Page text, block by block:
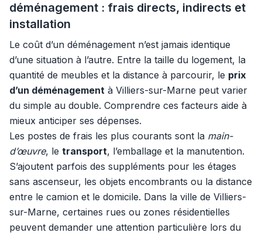
déménagement : frais directs, indirects et
installation
Le coût d’un déménagement n’est jamais identique
d’une situation à l’autre. Entre la taille du logement, la
quantité de meubles et la distance à parcourir, le prix
d’un déménagement à Villiers-sur-Marne peut varier
du simple au double. Comprendre ces facteurs aide à
mieux anticiper ses dépenses.
Les postes de frais les plus courants sont la main-
d’œuvre, le transport, l’emballage et la manutention.
S’ajoutent parfois des suppléments pour les étages
sans ascenseur, les objets encombrants ou la distance
entre le camion et le domicile. Dans la ville de Villiers-
sur-Marne, certaines rues ou zones résidentielles
peuvent demander une attention particulière lors du